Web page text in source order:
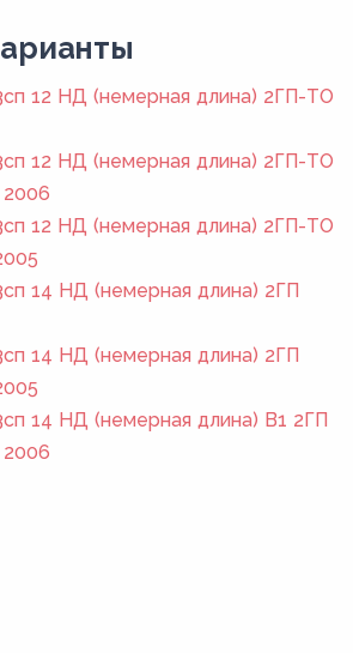
12 НД (немерная длина) 2ГП-ТО
12 НД (немерная длина) 2ГП-ТО
12 НД (немерная длина) 2ГП-ТО
14 НД (немерная длина) 2ГП
14 НД (немерная длина) 2ГП
14 НД (немерная длина) В1 2ГП